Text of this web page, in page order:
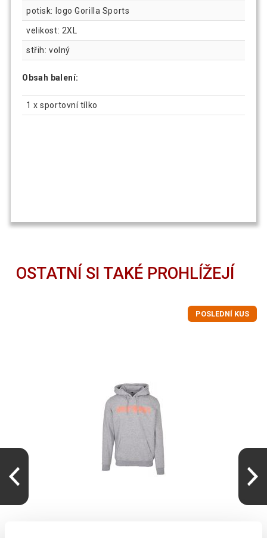
potisk: logo Gorilla Sports
velikost: 2XL
střih: volný
Obsah balení:
1 x sportovní tílko
OSTATNÍ SI TAKÉ PROHLÍŽEJÍ
POSLEDNÍ KUS